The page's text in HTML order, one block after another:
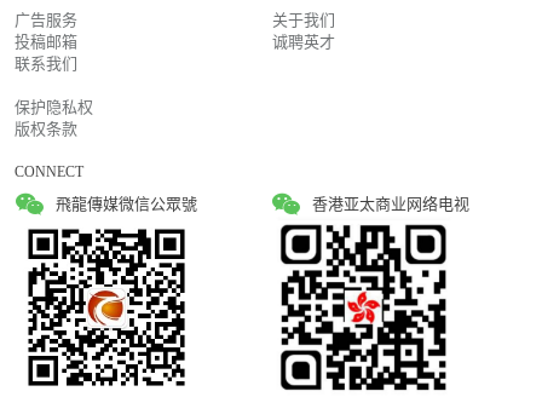
广告服务
投稿邮箱
联系我们
保护隐私权
版权条款
关于我们
诚聘英才
CONNECT
飛龍傳媒微信公眾號 香港亚太商业网络电视